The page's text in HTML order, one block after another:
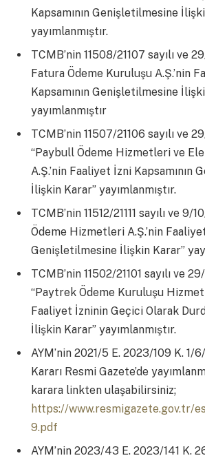
Kapsamının Genişletilmesine
yayımlanmıştır.
TCMB’nin 11508/21107 sayılı ve
Fatura Ödeme Kuruluşu A.Ş.’nin
Kapsamının Genişletilmesine
yayımlanmıştır
TCMB’nin 11507/21106 sayılı ve
“Paybull Ödeme Hizmetleri ve
A.Ş.’nin Faaliyet İzni Kapsamının
İlişkin Karar” yayımlanmıştır.
TCMB’nin 11512/21111 sayılı ve 9/
Ödeme Hizmetleri A.Ş.’nin
Genişletilmesine İlişkin Karar”
TCMB’nin 11502/21101 sayılı ve
“Paytrek Ödeme Kuruluşu
Faaliyet İzninin Geçici Olarak
İlişkin Karar” yayımlanmıştır.
AYM’nin 2021/5 E. 2023/109 K. 1/
Kararı Resmi Gazete’de
karara linkten ulaşabilirsiniz;
https://www.resmigazete.gov.tr/
9.pdf
AYM’nin 2023/43 E. 2023/141 K.